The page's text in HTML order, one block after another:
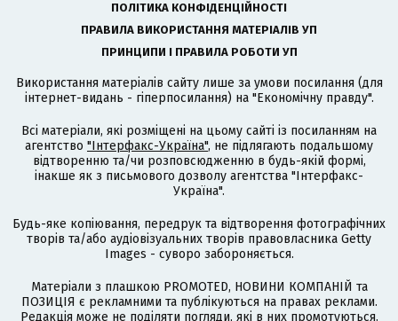
ПОЛІТИКА КОНФІДЕНЦІЙНОСТІ
ПРАВИЛА ВИКОРИСТАННЯ МАТЕРІАЛІВ УП
ПРИНЦИПИ І ПРАВИЛА РОБОТИ УП
Використання матеріалів сайту лише за умови посилання (для
інтернет-видань - гіперпосилання) на "Економічну правду".
Всі матеріали, які розміщені на цьому сайті із посиланням на
агентство "Інтерфакс-Україна", не підлягають подальшому
відтворенню та/чи розповсюдженню в будь-якій формі,
інакше як з письмового дозволу агентства "Інтерфакс-
Україна".
Будь-яке копіювання, передрук та відтворення фотографічних
творів та/або аудіовізуальних творів правовласника Getty
Images - суворо забороняється.
Матеріали з плашкою PROMOTED, НОВИНИ КОМПАНІЙ та
ПОЗИЦІЯ є рекламними та публікуються на правах реклами.
Редакція може не поділяти погляди, які в них промотуються.